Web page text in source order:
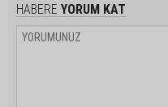
HABERE YORUM KAT